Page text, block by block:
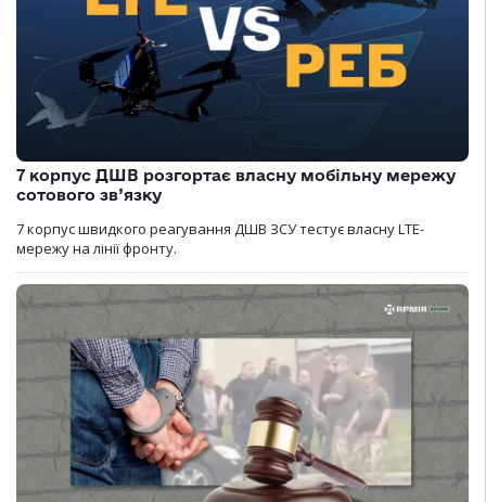
7 корпус ДШВ розгортає власну мобільну мережу
сотового зв’язку
7 корпус швидкого реагування ДШВ ЗСУ тестує власну LTE-
мережу на лінії фронту.